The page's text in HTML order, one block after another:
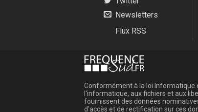
Newsletters
Flux RSS
Conformément à la loi Informatique
l'informatique, aux fichiers et aux
fournissent des données
d'accès et de rectification sur ces